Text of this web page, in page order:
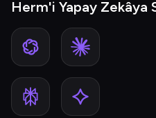
Herm'i Yapay Zekâya